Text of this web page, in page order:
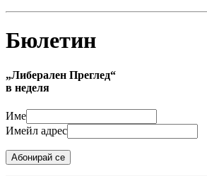
Бюлетин
„Либерален Преглед“
в неделя
Име
Имейл адрес
Абонирай се